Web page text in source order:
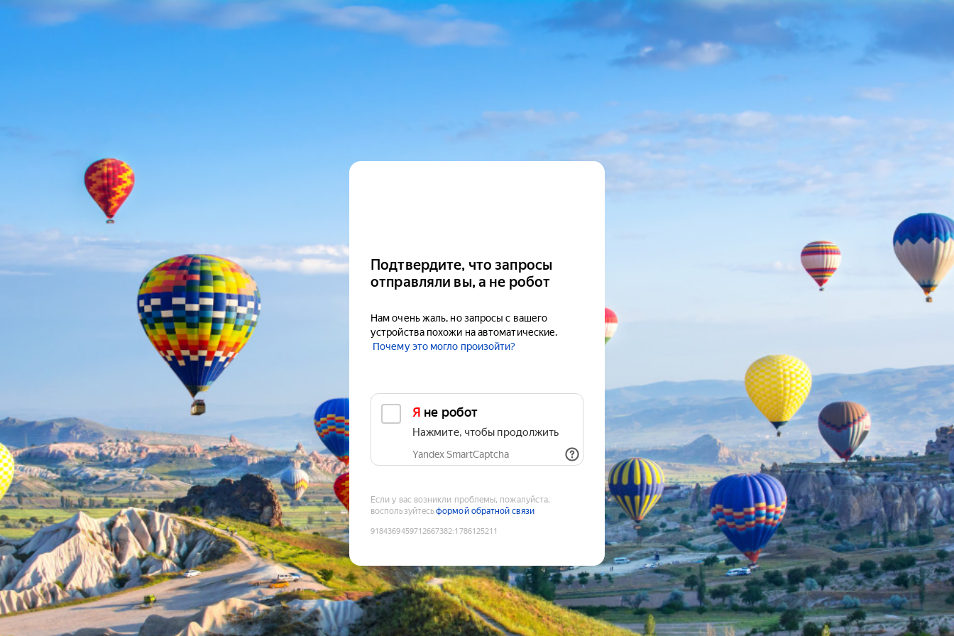
Подтвердите, что запросы
отправляли вы, а не робот
Нам очень жаль, но запросы с вашего
устройства похожи на автоматические.
Почему это могло произойти?
Я не робот
Нажмите, чтобы продолжить
Yandex SmartCaptcha
Если у вас возникли проблемы, пожалуйста,
воспользуйтесьформой обратной связи
9184369459712667382:1786125211